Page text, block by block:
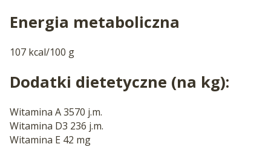
Energia metaboliczna
107 kcal/100 g
Dodatki dietetyczne (na kg):
Witamina A 3570 j.m.
Witamina D3 236 j.m.
Witamina E 42 mg